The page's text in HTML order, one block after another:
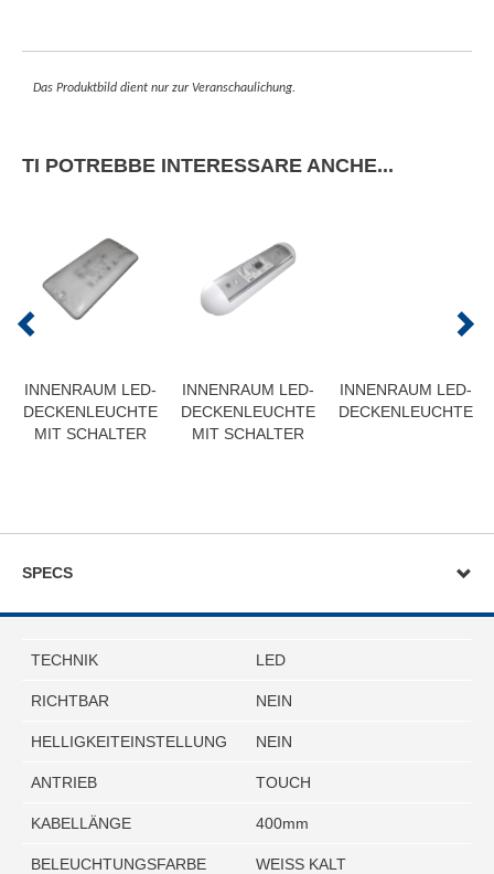
Das Produktbild dient nur zur Veranschaulichung.
TI POTREBBE INTERESSARE ANCHE...
INNENRAUM LED-
DECKENLEUCHTE
MIT SCHALTER
INNENRAUM LED-
DECKENLEUCHTE
MIT SCHALTER
INNENRAUM LED-
DECKENLEUCHTE
SPECS
TECHNIK LED
RICHTBAR NEIN
HELLIGKEITEINSTELLUNG NEIN
ANTRIEB TOUCH
KABELLÄNGE 400mm
BELEUCHTUNGSFARBE WEISS KALT